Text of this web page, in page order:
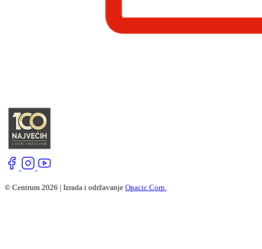
© Centrum 2026 | Izrada i održavanje Opacic Corp.